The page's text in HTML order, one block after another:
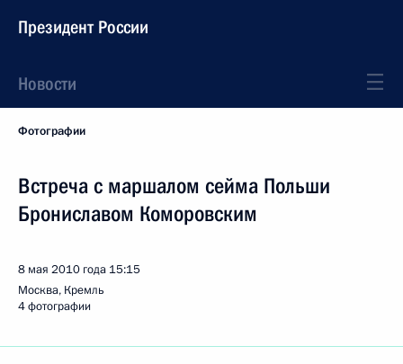
Президент России
Новости
Фотографии
Встреча с маршалом сейма Польши
Брониславом Коморовским
8 мая 2010 года 15:15
Москва, Кремль
4 фотографии